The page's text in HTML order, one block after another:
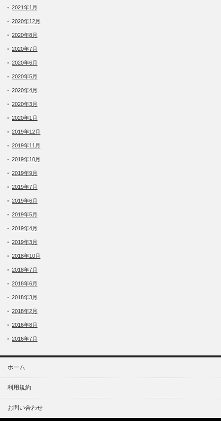
2021年1月
2020年12月
2020年8月
2020年7月
2020年6月
2020年5月
2020年4月
2020年3月
2020年1月
2019年12月
2019年11月
2019年10月
2019年9月
2019年7月
2019年6月
2019年5月
2019年4月
2019年3月
2018年10月
2018年7月
2018年6月
2018年3月
2018年2月
2016年8月
2016年7月
ホーム
利用規約
お問い合わせ